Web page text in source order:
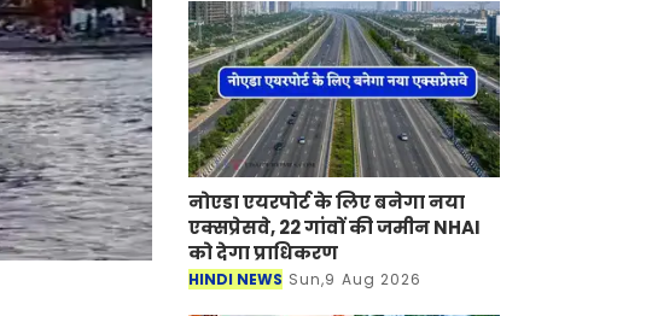
बता दें की बिजली
नोएडा एयरपोर्ट के लिए बनेगा नया
एक्सप्रेसवे, 22 गांवों की जमीन NHAI
को देगा प्राधिकरण
HINDI NEWS Sun,9 Aug 2026